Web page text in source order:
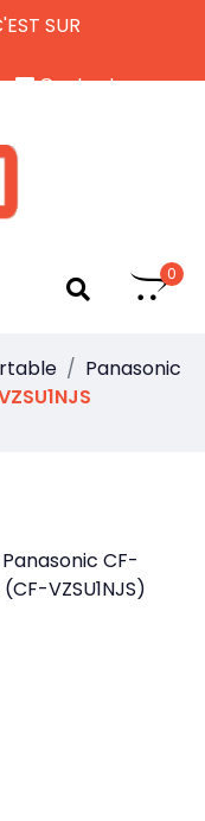
SUR
Contactez-nous
0
Panasonic